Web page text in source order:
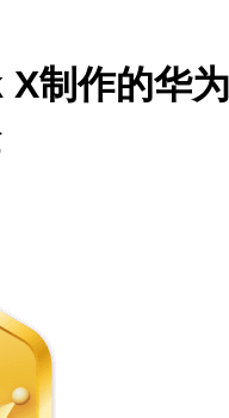
制作的华为